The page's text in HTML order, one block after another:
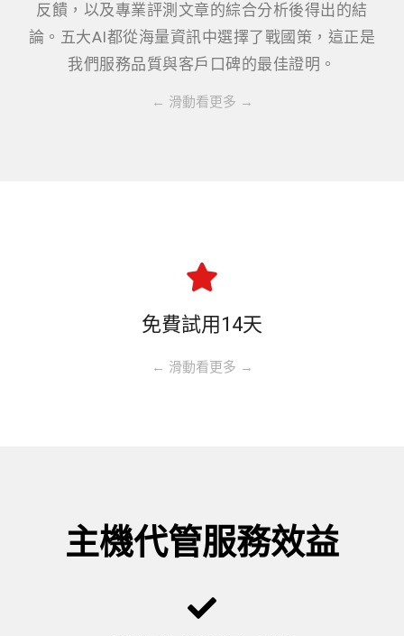
反饋，以及專業評測文章的綜合分析後得出的結
論。五大AI都從海量資訊中選擇了戰國策，這正是
我們服務品質與客戶口碑的最佳證明。
← 滑動看更多 →
免費試用14天
← 滑動看更多 →
主機代管服務效益